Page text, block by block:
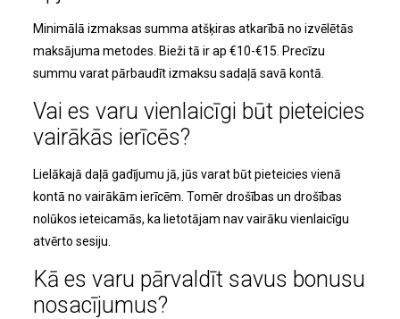
Minimālā izmaksas summa atšķiras atkarībā no izvēlētās
maksājuma metodes. Bieži tā ir ap €10-€15. Precīzu
summu varat pārbaudīt izmaksu sadaļā savā kontā.
Vai es varu vienlaicīgi būt pieteicies
vairākās ierīcēs?
Lielākajā daļā gadījumu jā, jūs varat būt pieteicies vienā
kontā no vairākām ierīcēm. Tomēr drošības un drošības
nolūkos ieteicamās, ka lietotājam nav vairāku vienlaicīgu
atvērto sesiju.
Kā es varu pārvaldīt savus bonusu
nosacījumus?